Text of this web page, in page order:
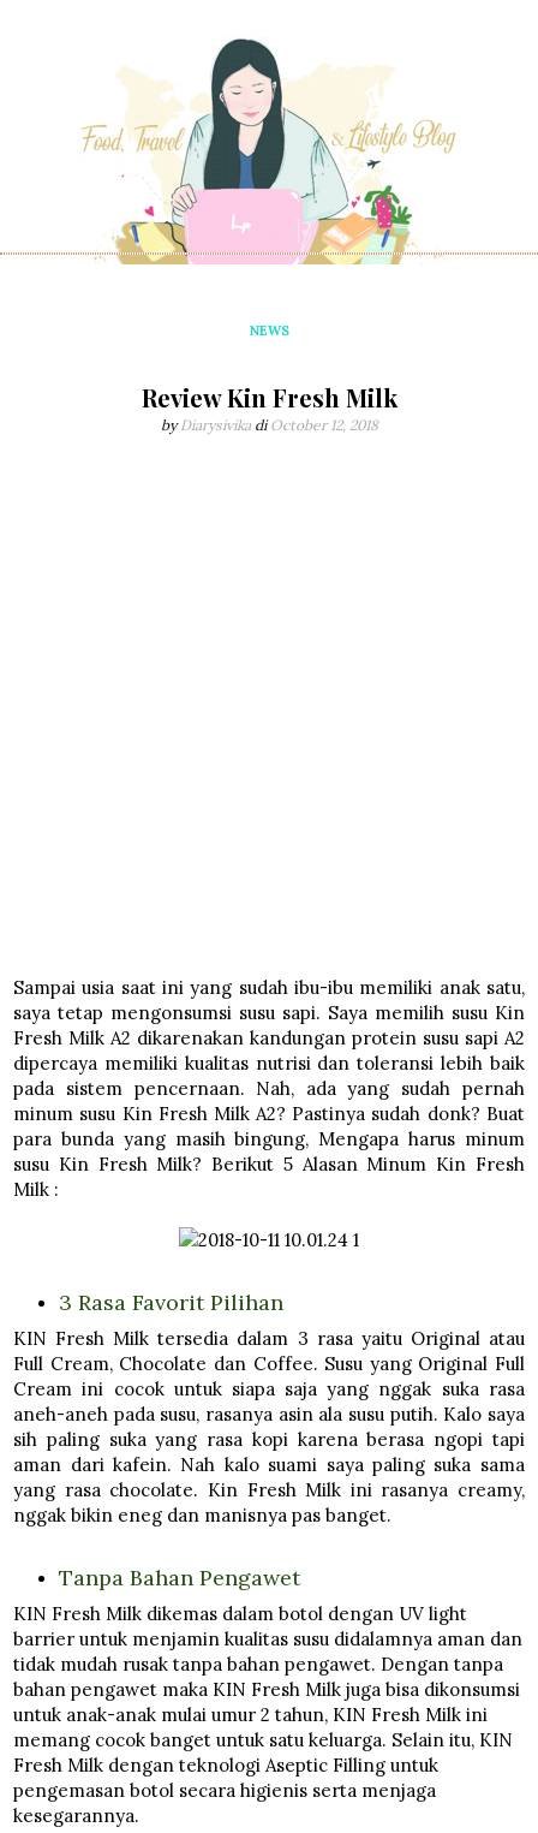
NEWS
Review Kin Fresh Milk
by Diarysivika diOctober 12, 2018
Sampai usia saat ini yang sudah ibu-ibu memiliki anak satu,
saya tetap mengonsumsi susu sapi. Saya memilih susu Kin
Fresh Milk A2 dikarenakan kandungan protein susu sapi A2
dipercaya memiliki kualitas nutrisi dan toleransi lebih baik
pada sistem pencernaan. Nah, ada yang sudah pernah
minum susu Kin Fresh Milk A2? Pastinya sudah donk? Buat
para bunda yang masih bingung, Mengapa harus minum
susu Kin Fresh Milk? Berikut 5 Alasan Minum Kin Fresh
Milk :
3 Rasa Favorit Pilihan
KIN Fresh Milk tersedia dalam 3 rasa yaitu Original atau
Full Cream, Chocolate dan Coffee. Susu yang Original Full
Cream ini cocok untuk siapa saja yang nggak suka rasa
aneh-aneh pada susu, rasanya asin ala susu putih. Kalo saya
sih paling suka yang rasa kopi karena berasa ngopi tapi
aman dari kafein. Nah kalo suami saya paling suka sama
yang rasa chocolate. Kin Fresh Milk ini rasanya creamy,
nggak bikin eneg dan manisnya pas banget.
Tanpa Bahan Pengawet
KIN Fresh Milk dikemas dalam botol dengan UV light
barrier untuk menjamin kualitas susu didalamnya aman dan
tidak mudah rusak tanpa bahan pengawet. Dengan tanpa
bahan pengawet maka KIN Fresh Milk juga bisa dikonsumsi
untuk anak-anak mulai umur 2 tahun, KIN Fresh Milk ini
memang cocok banget untuk satu keluarga. Selain itu, KIN
Fresh Milk dengan teknologi Aseptic Filling untuk
pengemasan botol secara higienis serta menjaga
kesegarannya.